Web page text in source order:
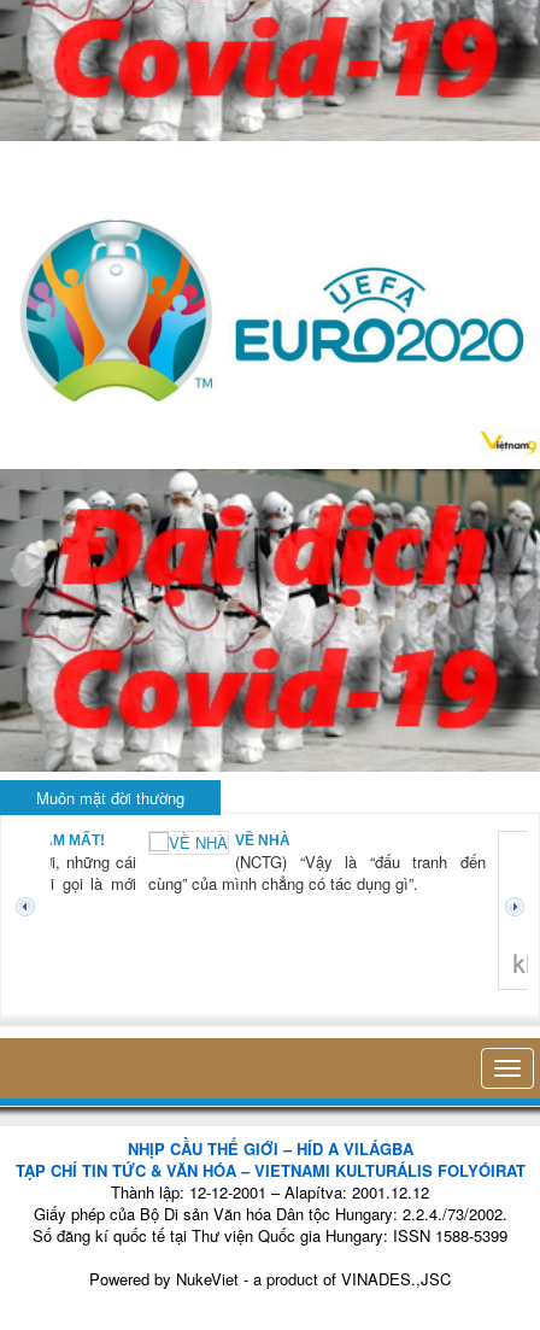
Muôn mặt đời thường
NAM MẤT!
“Xời, những cái
mới gọi là mới
VỀ NHÀ
(NCTG) “Vậy là “đấu tranh đến
cùng” của mình chẳng có tác dụng gì”.
NHỊP CẦU THẾ GIỚI – HÍD A VILÁGBA
TẠP CHÍ TIN TỨC & VĂN HÓA – VIETNAMI KULTURÁLIS FOLYÓIRAT
Thành lập: 12-12-2001 – Alapítva: 2001.12.12
Giấy phép của Bộ Di sản Văn hóa Dân tộc Hungary: 2.2.4./73/2002.
Số đăng kí quốc tế tại Thư viện Quốc gia Hungary: ISSN 1588-5399
Powered by NukeViet - a product of VINADES.,JSC